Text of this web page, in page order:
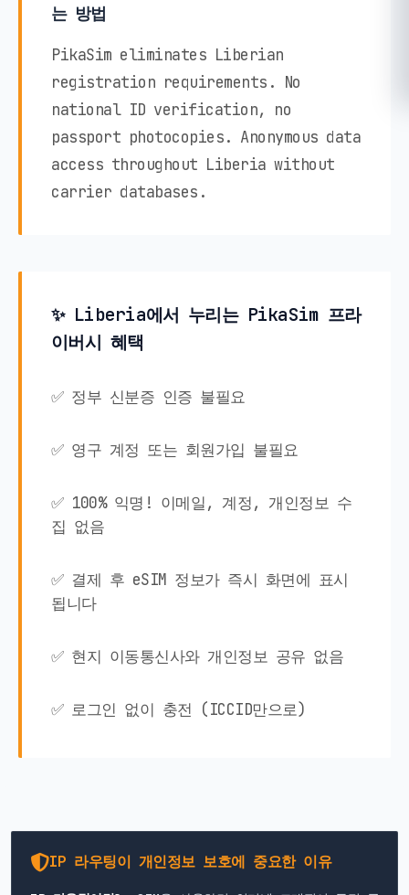
는 방법
PikaSim eliminates Liberian
registration requirements. No
national ID verification, no
passport photocopies. Anonymous data
access throughout Liberia without
carrier databases.
✨ Liberia에서 누리는 PikaSim 프라
이버시 혜택
✅ 정부 신분증 인증 불필요
✅ 영구 계정 또는 회원가입 불필요
✅ 100% 익명! 이메일, 계정, 개인정보 수
집 없음
✅ 결제 후 eSIM 정보가 즉시 화면에 표시
됩니다
✅ 현지 이동통신사와 개인정보 공유 없음
✅ 로그인 없이 충전 (ICCID만으로)
IP 라우팅이 개인정보 보호에 중요한 이유